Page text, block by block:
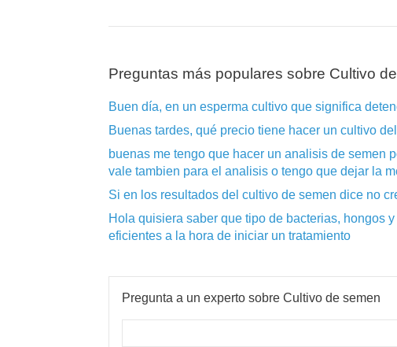
Preguntas más populares sobre Cultivo
Buen día, en un esperma cultivo que significa
Buenas tardes, qué precio tiene hacer un cultivo
buenas me tengo que hacer un analisis de semen
vale tambien para el analisis o tengo que dejar la
Si en los resultados del cultivo de semen dice no
Hola quisiera saber que tipo de bacterias, hongos
eficientes a la hora de iniciar un tratamiento
Pregunta a un experto sobre Cultivo de semen